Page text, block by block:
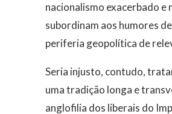
nacionalismo exacerbado e
subordinam aos humores
periferia geopolítica de
Seria injusto, contudo,
uma tradição longa e
anglofilia dos liberais do